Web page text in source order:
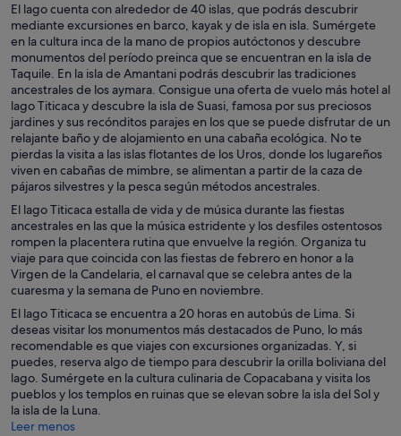
El lago cuenta con alrededor de 40 islas, que podrás descubrir
mediante excursiones en barco, kayak y de isla en isla. Sumérgete
en la cultura inca de la mano de propios autóctonos y descubre
monumentos del período preinca que se encuentran en la isla de
Taquile. En la isla de Amantani podrás descubrir las tradiciones
ancestrales de los aymara. Consigue una oferta de vuelo más hotel al
lago Titicaca y descubre la isla de Suasi, famosa por sus preciosos
jardines y sus recónditos parajes en los que se puede disfrutar de un
relajante baño y de alojamiento en una cabaña ecológica. No te
pierdas la visita a las islas flotantes de los Uros, donde los lugareños
viven en cabañas de mimbre, se alimentan a partir de la caza de
pájaros silvestres y la pesca según métodos ancestrales.
El lago Titicaca estalla de vida y de música durante las fiestas
ancestrales en las que la música estridente y los desfiles ostentosos
rompen la placentera rutina que envuelve la región. Organiza tu
viaje para que coincida con las fiestas de febrero en honor a la
Virgen de la Candelaria, el carnaval que se celebra antes de la
cuaresma y la semana de Puno en noviembre.
El lago Titicaca se encuentra a 20 horas en autobús de Lima. Si
deseas visitar los monumentos más destacados de Puno, lo más
recomendable es que viajes con excursiones organizadas. Y, si
puedes, reserva algo de tiempo para descubrir la orilla boliviana del
lago. Sumérgete en la cultura culinaria de Copacabana y visita los
pueblos y los templos en ruinas que se elevan sobre la isla del Sol y
la isla de la Luna.
Leer menos